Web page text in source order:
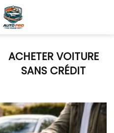
ACHETER VOITURE
SANS CRÉDIT